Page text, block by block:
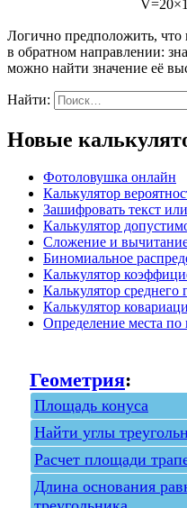
Логично предположить, что
в обратном направлении:
можно найти значение её
Найти:
Новые
Фотоловушка онлайн
Калькулятор
Зашифровать текст
Калькулятор
Сложение и
Биномиальное
Калькулятор
Калькулятор среднего
Калькулятор
Определение места по
Геометрия:
Площадь конуса
Найти углы
Расчет площади
Длина основания